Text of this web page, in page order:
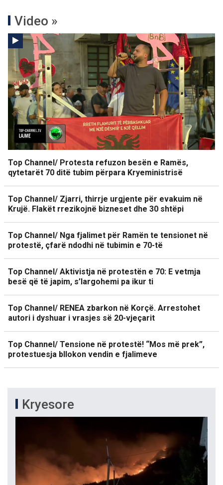
Video »
Top Channel/ Protesta refuzon besën e Ramës,
qytetarët 70 ditë tubim përpara Kryeministrisë
Top Channel/ Zjarri, thirrje urgjente për evakuim në
Krujë. Flakët rrezikojnë bizneset dhe 30 shtëpi
Top Channel/ Nga fjalimet për Ramën te tensionet në
protestë, çfarë ndodhi në tubimin e 70-të
Top Channel/ Aktivistja në protestën e 70: E vetmja
besë që të japim, s’largohemi pa ikur ti
Top Channel/ RENEA zbarkon në Korçë. Arrestohet
autori i dyshuar i vrasjes së 20-vjeçarit
Top Channel/ Tensione në protestë! “Mos më prek”,
protestuesja bllokon vendin e fjalimeve
Kryesore